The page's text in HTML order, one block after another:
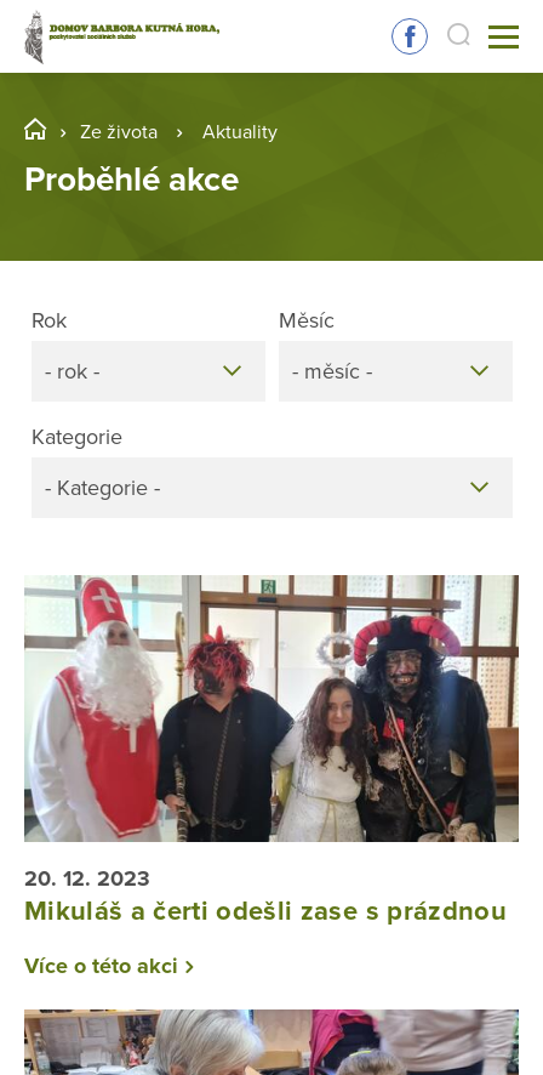
Ze života Aktuality
Proběhlé akce
Kategorie
- Kategorie -
Rok
- rok -
Měsíc
- měsíc -
20. 12. 2023
Mikuláš a čerti odešli zase s prázdnou
Více o této akci